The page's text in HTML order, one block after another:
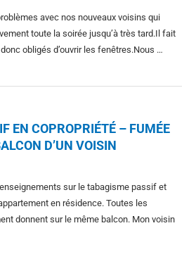
avec nos nouveaux voisins qui
toute la soirée jusqu’à très tard.Il fait
obligés d’ouvrir les fenêtres.Nous …
EN COPROPRIÉTÉ – FUMÉE
D’UN VOISIN
sur le tabagisme passif et
en résidence. Toutes les
donnent sur le même balcon. Mon voisin